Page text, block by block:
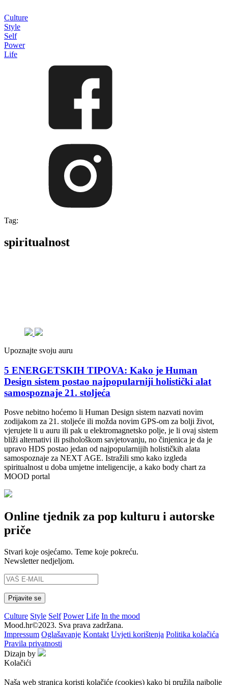
Culture
Style
Self
Power
Life
Tag:
spiritualnost
Upoznajte svoju auru
5 ENERGETSKIH TIPOVA: Kako je Human
Design sistem postao najpopularniji holistički alat
samospoznaje 21. stoljeća
Posve nebitno hoćemo li Human Design sistem nazvati novim
zodijakom za 21. stoljeće ili možda novim GPS-om za bolji život,
vjerujete li u auru ili pak u elektromagnetsko polje, je li ovaj sistem
bliži alternativi ili psihološkom savjetovanju, no činjenica je da je
upravo HDS postao jedan od najpopularnijih holističkih alata
samospoznaje za NEXT AGE. Istražili smo kako izgleda
spiritualnost u doba umjetne inteligencije, a kako body chart za
MOOD portal
Online tjednik za pop kulturu i autorske
priče
Stvari koje osjećamo. Teme koje pokreću.
Newsletter nedjeljom.
Culture Style Self Power Life In the mood
Mood.hr©2023. Sva prava zadržana.
Impressum Oglašavanje Kontakt Uvjeti korištenja Politika kolačića
Pravila privatnosti
Dizajn by
Kolačići
Naša web stranica koristi kolačiće (cookies) kako bi pružila najbolje